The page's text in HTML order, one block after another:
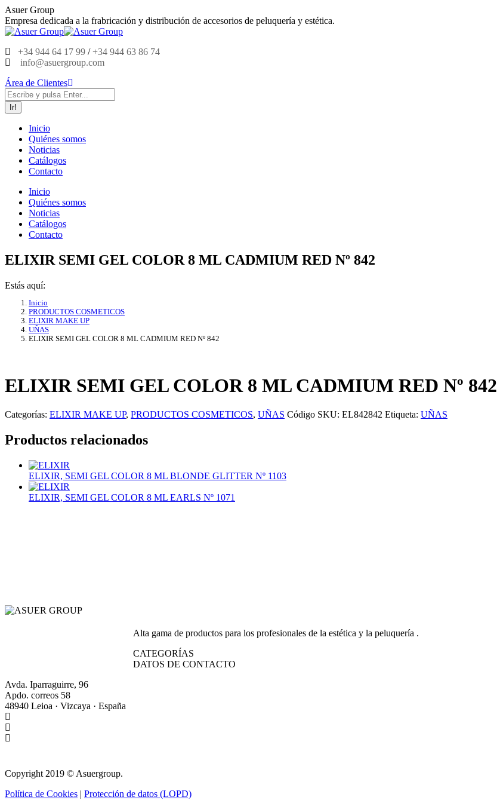
Saltar
al
contenido
Asuer Group
Empresa dedicada a la frabricación y distribución de accesorios de peluquería y estética.
+34 944 64 17 99 /+34 944 63 86 74
info@asuergroup.com
Área de Clientes
Buscar:
Inicio
Quiénes somos
Noticias
Catálogos
Contacto
Inicio
Quiénes somos
Noticias
Catálogos
Contacto
ELIXIR SEMI GEL COLOR 8 ML CADMIUM RED Nº 842
Estás aquí:
Inicio
PRODUCTOS COSMETICOS
ELIXIR MAKE UP
UÑAS
ELIXIR SEMI GEL COLOR 8 ML CADMIUM RED Nº 842
ELIXIR SEMI GEL COLOR 8 ML CADMIUM RED Nº 842
Categorías: ELIXIR MAKE UP, PRODUCTOS COSMETICOS, UÑAS Código SKU: EL842842 Etiqueta: UÑAS
Productos relacionados
ELIXIR, SEMI GEL COLOR 8 ML BLONDE GLITTER Nº 1103
ELIXIR, SEMI GEL COLOR 8 ML EARLS Nº 1071
Alta gama de productos para los profesionales de la estética y la peluquería .
CATEGORÍAS
DATOS DE CONTACTO
Avda. Iparraguirre, 96
Apdo. correos 58
48940 Leioa · Vizcaya · España
Copyright 2019 © Asuergroup.
Política de Cookies | Protección de datos (LOPD)